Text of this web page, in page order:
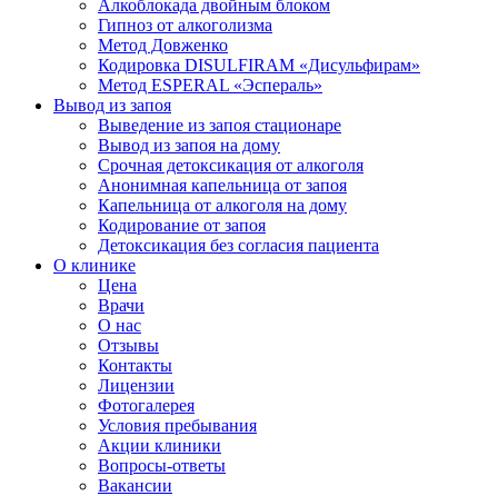
Алкоблокада двойным блоком
Гипноз от алкоголизма
Метод Довженко
Кодировка DISULFIRAM «Дисульфирам»
Метод ESPERAL «Эспераль»
Вывод из запоя
Выведение из запоя стационаре
Вывод из запоя на дому
Срочная детоксикация от алкоголя
Анонимная капельница от запоя
Капельница от алкоголя на дому
Кодирование от запоя
Детоксикация без согласия пациента
О клинике
Цена
Врачи
О нас
Отзывы
Контакты
Лицензии
Фотогалерея
Условия пребывания
Акции клиники
Вопросы-ответы
Вакансии